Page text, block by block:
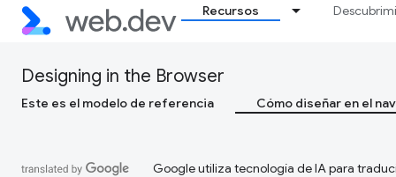
Recursos
Designing in the Browser
Este es el modelo de referencia Cómo diseñar en el
Google utiliza tecnología de IA para